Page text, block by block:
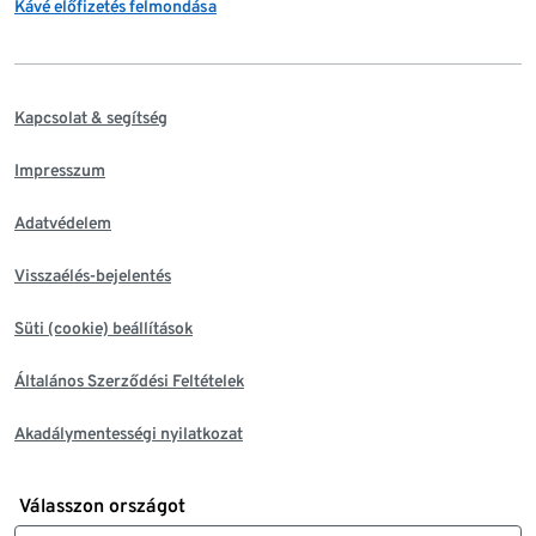
Kávé előfizetés felmondása
Kapcsolat & segítség
Impresszum
Adatvédelem
Visszaélés-bejelentés
Süti (cookie) beállítások
Általános Szerződési Feltételek
Akadálymentességi nyilatkozat
Válasszon országot